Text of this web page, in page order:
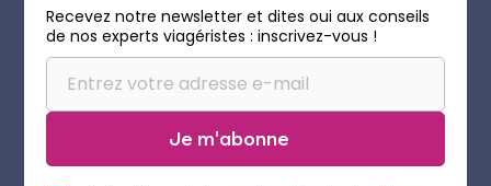
Recevez notre newsletter et dites oui aux conseils
de nos experts viagéristes : inscrivez-vous !
Je m'abonne